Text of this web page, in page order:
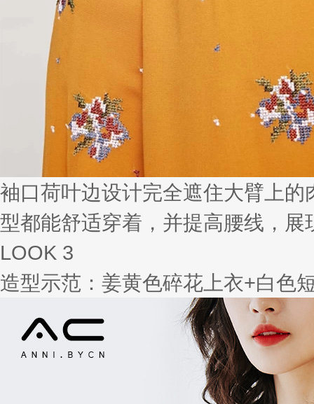
袖口荷叶边设计完全遮住大臂上
型都能舒适穿着，并提高腰线，展
LOOK 3
造型示范：姜黄色碎花上衣+白色